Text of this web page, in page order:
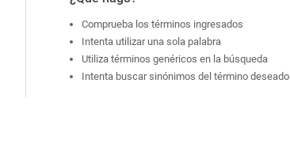
Comprueba los términos ingresados
Intenta utilizar una sola palabra
Utiliza términos genéricos en la búsqueda
Intenta buscar sinónimos del término deseado